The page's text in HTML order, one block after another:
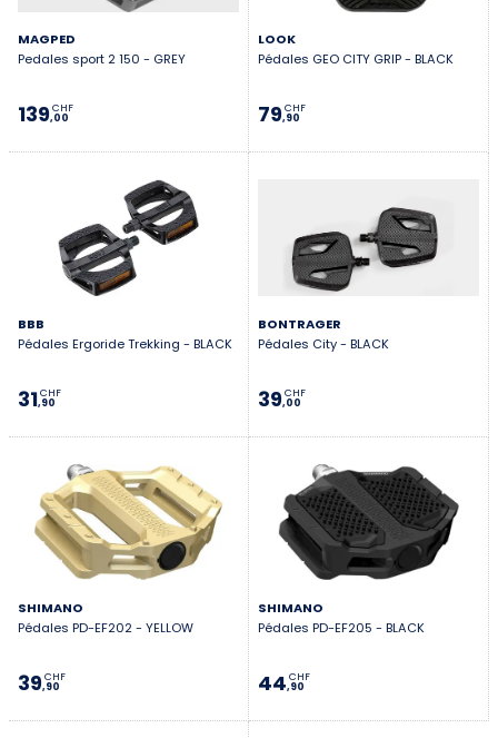
MAGPED
Pedales sport 2 150 - GREY
139,00
CHF
LOOK
Pédales GEO CITY GRIP - BLACK
79,90
CHF
BBB
Pédales Ergoride Trekking - BLACK
31,90
CHF
BONTRAGER
Pédales City - BLACK
39,00
CHF
SHIMANO
Pédales PD-EF202 - YELLOW
39,90
CHF
SHIMANO
Pédales PD-EF205 - BLACK
44,90
CHF